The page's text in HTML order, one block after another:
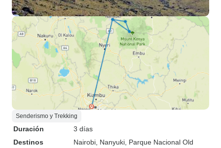
Senderismo y Trekking
Duración
3 días
Destinos
Nairobi , Nanyuki , Parque Nacional Old